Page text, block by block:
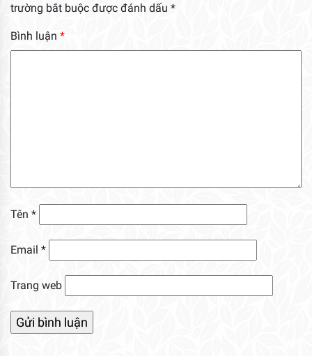
trường bắt buộc được đánh dấu *
Bình luận *
Tên *
Email *
Trang web